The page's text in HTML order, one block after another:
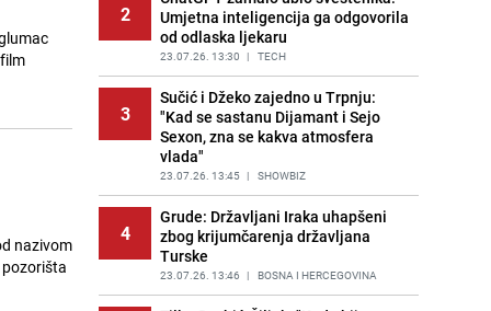
nazivom
Nastavak provokacija: MUP RS
oduzeo zastavu s ljiljanima i
sankcionisao vozača iz Bosanskog
Novog
PRIJE 1 DAN | BOSNA I HERCEGOVINA
Pojavili su vam se mravi u kući? Bez
brige, ovo su najbolji načini da ih se
riješite
PRIJE 2 DANA | ŽIVOT I STIL
Kako izgleda travnjak stadiona
Koševo nakon tri koncerta Dine
Merlina
2
Umjetna inteligencija ga odgovorila
od odlaska ljekaru
23.07.26. 13:30 | TECH
3
Sučić i Džeko zajedno u Trpnju:
"Kad se sastanu Dijamant i Sejo
Sexon, zna se kakva atmosfera
vlada"
23.07.26. 13:45 | SHOWBIZ
4
Grude: Državljani Iraka uhapšeni
zbog krijumčarenja državljana
Turske
23.07.26. 13:46 | BOSNA I HERCEGOVINA